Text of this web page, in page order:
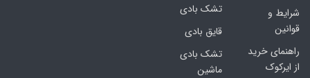
شرایط و
قوانین
راهنمای خرید
از ایرکوک
تشک بادی
قایق بادی
تشک بادی
ماشین